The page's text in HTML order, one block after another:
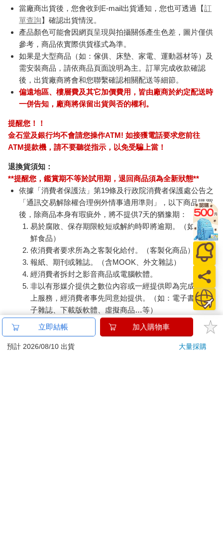
當廠商出貨後，您會收到E-mail出貨通知，您也可透過【訂
單查詢】確認出貨情況。
產品顏色可能會因網頁呈現與拍攝關係產生色差，圖片僅供
參考，商品依實際供貨樣式為準。
如果是大型商品（如：傢俱、床墊、家電、運動器材等）及
需安裝商品，請依商品頁面說明為主。訂單完成收款確認
後，出貨廠商將會和您聯繫確認相關配送等細節。
偏遠地區、樓層費及其它加價費用，皆由廠商於約定配送時
一併告知，廠商將保留出貨與否的權利。
提醒您！！
金石堂及銀行均不會請您操作ATM! 如接獲電話要求您前往
ATM提款機，請不要聽從指示，以免受騙上當！
退換貨須知：
**提醒您，鑑賞期不等於試用期，退回商品須為全新狀態**
依據「消費者保護法」第19條及行政院消費者保護處公告之
「通訊交易解除權合理例外情事適用準則」，以下商品購買
後，除商品本身有瑕疵外，將不提供7天的猶豫期：
易於腐敗、保存期限較短或解約時即將逾期。（如：生
鮮食品）
依消費者要求所為之客製化給付。（客製化商品）
報紙、期刊或雜誌。（含MOOK、外文雜誌）
經消費者拆封之影音商品或電腦軟體。
非以有形媒介提供之數位內容或一經提供即為完成之線
上服務，經消費者事先同意始提供。（如：電子書、電
子雜誌、下載版軟體、虛擬商品…等）
已拆封之個人衛生用品。（如：內衣褲、刮鬍刀、除毛
若非上列種類商品，均享有到貨7天的猶豫期（含例假
立即結帳 加入購物車
預計 2026/08/10 出貨 大量採購